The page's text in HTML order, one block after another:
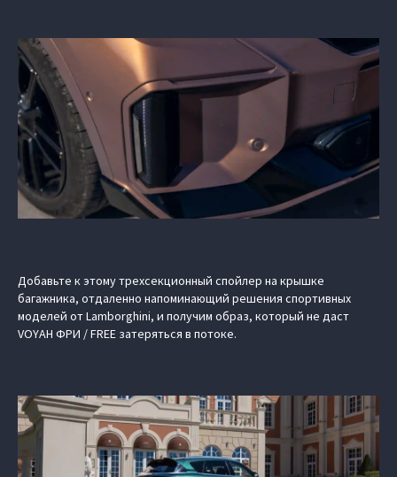
Добавьте к этому трехсекционный спойлер на крышке
багажника, отдаленно напоминающий решения спортивных
моделей от Lamborghini, и получим образ, который не даст
VOYAH ФРИ / FREE затеряться в потоке.